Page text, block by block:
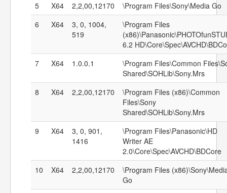
5
X64 2,2,00,12170
\Program Files\Sony\Media Go
6
X64
3, 0, 1004,
519
\Program Files
6.2
7
X64 1.0.0.1
\Program Files\Common
Shared\SOHLib\Sony.Mrs
8
X64 2,2,00,12170
\Program Files (x86)\Common
Files\Sony
Shared\SOHLib\Sony.Mrs
9
X64
3, 0, 901,
1416
\Program Files\Panasonic\HD
Writer AE
2.0\Core\Spec\AVCHD\BDCore
10
X64 2,2,00,12170
\Program Files
Go